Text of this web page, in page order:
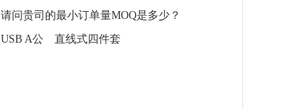
请问贵司的最小订单量MOQ是多少？
USB A公 直线式四件套